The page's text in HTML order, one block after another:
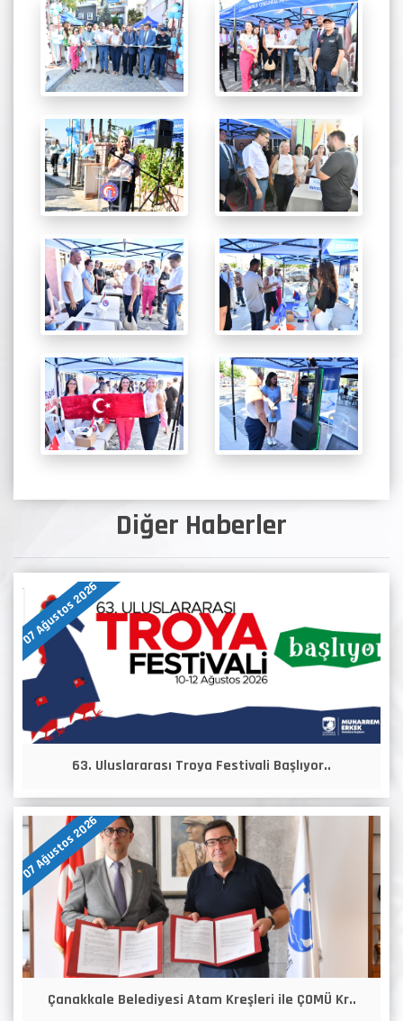
Diğer Haberler
07 Ağustos 2026
63. Uluslararası Troya Festivali Başlıyor..
07 Ağustos 2026
Çanakkale Belediyesi Atam Kreşleri ile ÇOMÜ Kr..